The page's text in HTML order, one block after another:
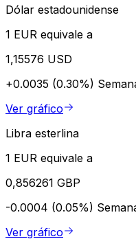
Dólar estadounidense
1 EUR equivale a
1,15576 USD
+0.0035 (0.30%)
Ver gráfico
Libra esterlina
1 EUR equivale a
0,856261 GBP
-0.0004 (0.05%)
Ver gráfico